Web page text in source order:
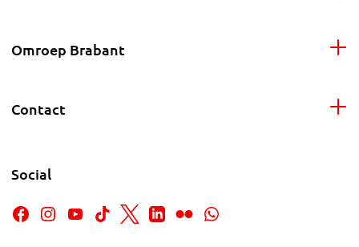
Omroep Brabant
Contact
Social